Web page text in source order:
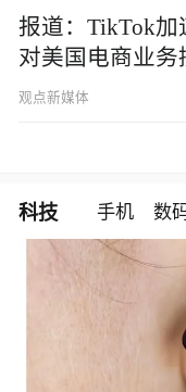
报道：TikTok加
对美国电商业务
观点新媒体
科技 手机 数